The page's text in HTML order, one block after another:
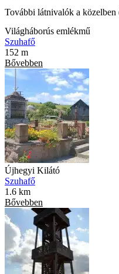
További látnivalók a közelben
Világháborús emlékmű
Szuhafő
152 m
Bővebben
Újhegyi Kilátó
Szuhafő
1.6 km
Bővebben